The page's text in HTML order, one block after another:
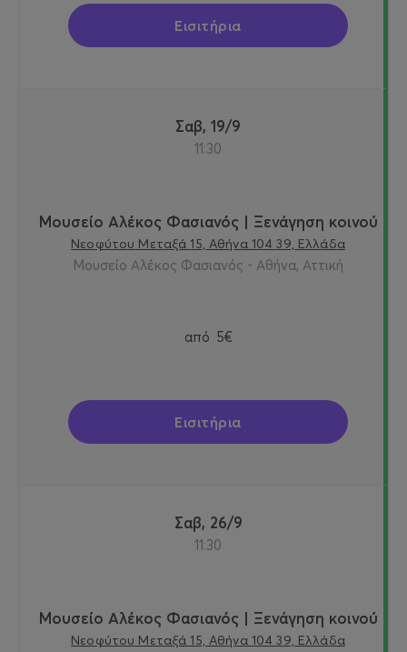
Εισιτήρια
Σαβ, 19/9
11:30
Μουσείο Αλέκος Φασιανός | Ξενάγηση κοινού
Νεοφύτου Μεταξά 15, Αθήνα 104 39, Ελλάδα
Μουσείο Αλέκος Φασιανός - Αθήνα, Αττική
από 5€
Εισιτήρια
Σαβ, 26/9
11:30
Μουσείο Αλέκος Φασιανός | Ξενάγηση κοινού
Νεοφύτου Μεταξά 15, Αθήνα 104 39, Ελλάδα